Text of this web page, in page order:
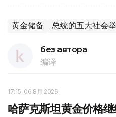
黄金储备 总统的五大社会
без автора
编译
17:15, 06 8月 2026
哈萨克斯坦黄金价格